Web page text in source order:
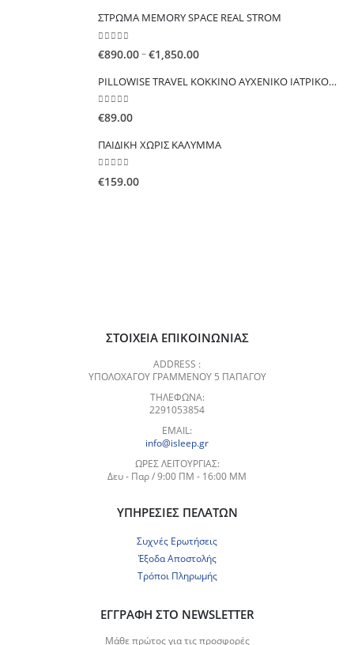
€11.00
ΣΤΡΩΜΑ MEMORY SPACE REAL STROM
€890.00–€1,850.00Price
€890.00
PILLOWISE TRAVEL ΚΟΚΚΙΝΟ ΑΥΧΕΝΙΚΟ ΙΑΤΡΙΚΟ ΜΑΞΙΛΑΡΙ ΤΑΞΙΔΙΟΥ
0out of 5
€89.00
ΠΑΙΔΙΚΗ ΧΩΡΙΣ ΚΑΛΥΜΜΑ
€159.00
ΣΤΟΙΧΕΊΑ ΕΠΙΚΟΙΝΩΝΊΑΣ
ADDRESS :
ΥΠΟΛΟΧΑΓΟΥ ΓΡΑΜΜΕΝΟΥ 5 ΠΑΠΑΓΟΥ
ΤΗΛΈΦΩΝΑ:
2291053854
EMAIL:
info@isleep.gr
ΏΡΕΣ ΛΕΙΤΟΥΡΓΊΑΣ:
Δευ - Παρ / 9:00 ΠΜ - 16:00 ΜΜ
ΥΠΗΡΕΣΊΕΣ ΠΕΛΑΤΏΝ
Συχνές Ερωτήσεις
Έξοδα Αποστολής
Τρόποι Πληρωμής
ΕΓΓΡΑΦΉ ΣΤΟ NEWSLETTER
Μάθε πρώτος για τις προσφορές